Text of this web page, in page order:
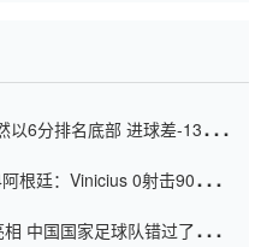
6分排名底部 进球差-13令人
根廷：Vinicius 0射击90分钟
中国国家足球队错过了世界